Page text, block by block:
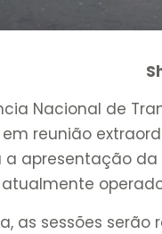
Nacional de
reunião
apresentação
atualmente
as sessões serão